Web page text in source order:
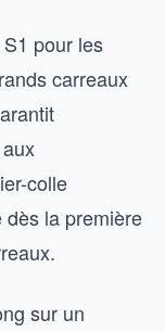
pour les
carreaux
colle
la première
sur un